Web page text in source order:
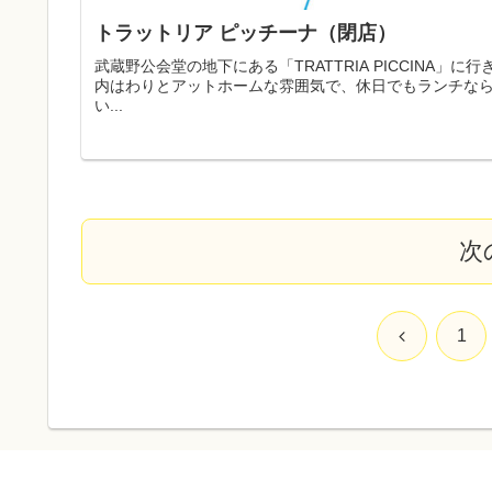
トラットリア ピッチーナ（閉店）
武蔵野公会堂の地下にある「TRATTRIA PICCINA」に
内はわりとアットホームな雰囲気で、休日でもランチな
い...
次
前 1